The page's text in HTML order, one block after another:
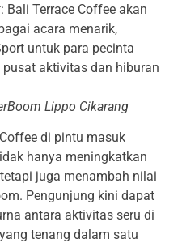
: Bali Terrace Coffee akan
acara menarik,
untuk para pecinta
aktivitas dan hiburan
Lippo Cikarang
di pintu masuk
hanya meningkatkan
juga menambah nilai
Pengunjung kini dapat
antara aktivitas seru di
tenang dalam satu